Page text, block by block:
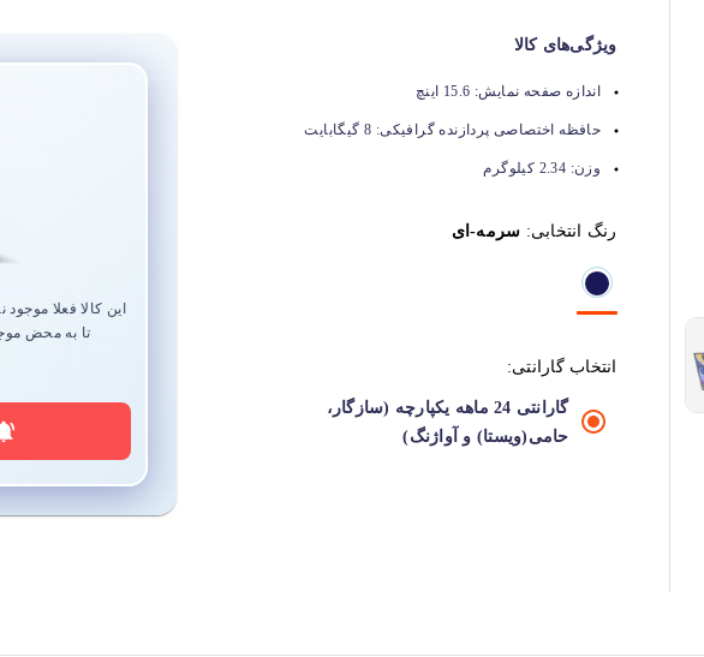
ویژگی‌های کالا
اندازه صفحه نمایش: 15.6 اینچ
حافظه اختصاصی پردازنده گرافیکی: 8 گیگابایت
وزن: 2.34 کیلوگرم
رنگ انتخابی: سرمه-ای
انتخاب گارانتی:
گارانتی 24 ماهه یکپارچه (سازگار،
حامی(ویستا) و آواژنگ)
این کالا فعلا
تا به محض